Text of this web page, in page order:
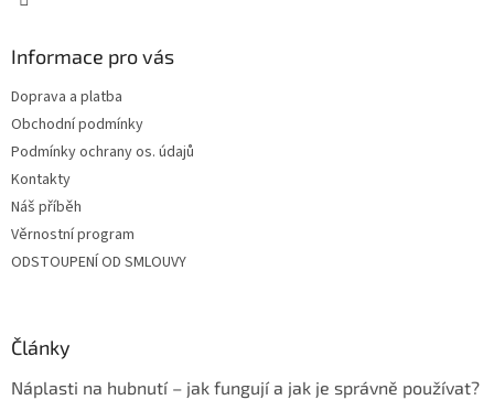
Informace pro vás
Doprava a platba
Obchodní podmínky
Podmínky ochrany os. údajů
Kontakty
Náš příběh
Věrnostní program
ODSTOUPENÍ OD SMLOUVY
Články
Náplasti na hubnutí – jak fungují a jak je správně používat?